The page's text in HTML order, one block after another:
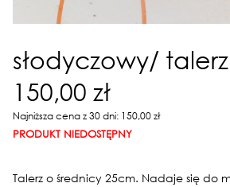
słodyczowy/
150,00 zł
Najniższa cena z 30 dni: 150,00 zł
PRODUKT NIEDOSTĘPNY
Talerz o średnicy 25cm. Nadaje się do